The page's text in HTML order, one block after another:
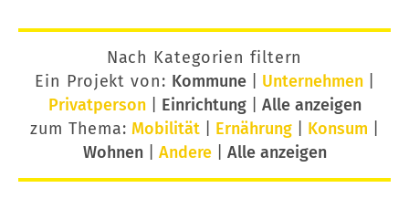
Nach Kategorien filtern
Ein Projekt von: Kommune| Unternehmen|
Privatperson| Einrichtung| Alle anzeigen
zum Thema: Mobilität Ernährung Konsum
Wohnen| Andere| Alle anzeigen